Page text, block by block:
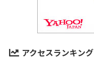
アクセスランキング